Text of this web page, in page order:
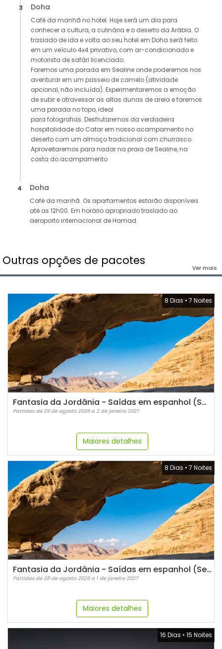
3 Doha
Café da manhã no hotel. Hoje será um dia para
conhecer a cultura, a culinária e o deserto da Arábia. O
traslado de ida e volta ao seu hotel em Doha será feito
em um veículo 4x4 privativo, com ar-condicionado e
motorista de safári licenciado.
Faremos uma parada em Sealine onde poderemos nos
aventurar em um passeio de camelo (atividade
opcional, não incluída). Experimentaremos a emoção
de subir e atravessar as altas dunas de areia e faremos
uma parada no topo, ideal
para fotografias. Desfrutaremos da verdadeira
hospitalidade do Catar em nosso acampamento no
deserto com um almoço tradicional com churrasco.
Aproveitaremos para nadar na praia de Sealine, na
costa do acampamento
4 Doha
Café da manhã. Os apartamentos estarão disponíveis
até as 12h00. Em horário apropriado traslado ao
aeroporto internacional de Hamad.
Outras opções de pacotes
Ver mais
8 Dias • 7 Noites
Fantasia da Jordânia - Saídas em espanhol (Sábados)
Partidas de 29 de agosto 2026 a 2 de janeiro 2027
Maiores detalhes
8 Dias • 7 Noites
Fantasia da Jordânia - Saídas em espanhol (Sexta)
Partidas de 28 de agosto 2026 a 1 de janeiro 2027
Maiores detalhes
16 Dias • 15 Noites